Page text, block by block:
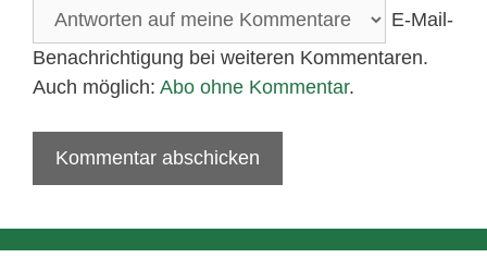
E-Mail-
Benachrichtigung bei weiteren Kommentaren.
Auch möglich: Abo ohne Kommentar.